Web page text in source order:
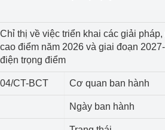
động
Hoạt động của
nước
Hoạt động của các
thưởng Công nghiệp, Thương
Dịch vụ Việt Nam 2026
Thương 57
động của Bộ trưởng
Văn bản pháp quy
Văn bản điều hành
Văn bản hợp nhất
Chỉ thị về việc triển khai các giải
cao điểm năm 2026 và giai đoạn
điện trọng điểm
04/CT-BCT Cơ quan ban hành
Ngày ban hành